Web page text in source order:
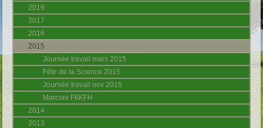
2019
2017
2016
2015
Journée travail mars 2015
Fête de la Science 2015
Journée travail nov 2015
Marconi F6KFH
2014
2013